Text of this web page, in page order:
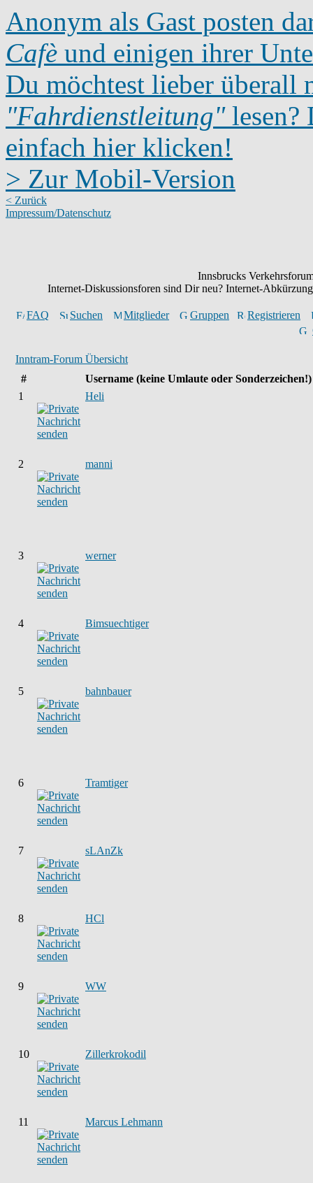
Anonym als Gast posten
Cafè und einigen ihrer
Du möchtest lieber überall
"Fahrdienstleitung"lesen?
einfach hier klicken!
> Zur Mobil-Version
< Zurück
Impressum/Datenschutz
Innsbrucks
Internet-Diskussionsforen sind Dir neu? Internet-
FAQ Suchen Mitglieder Gruppen
Registrieren
Inntram-Forum Übersicht
#
Username (keine Umlaute oder Sonderzeichen!)
1
Heli
2 manni
3 werner
4 Bimsuechtiger
5 bahnbauer
6 Tramtiger
7 sLAnZk
8 HCl
9 WW
10 Zillerkrokodil
11 Marcus Lehmann